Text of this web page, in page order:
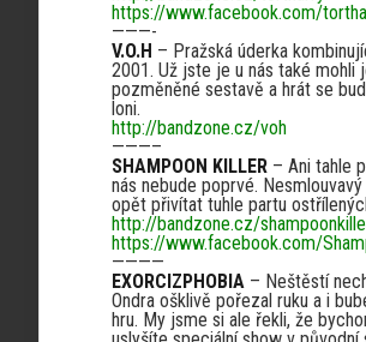
https://www.facebook.com/
———-
V.O.H – Pražská úderka
2001. Už jste je u nás také
pozměněné sestavě a hrát se
loni.
http://bandzone.cz/voh
———–
SHAMPOON KILLER – Ani tahle
nás nebude poprvé.
opět přivítat tuhle partu
http://bandzone.cz/
https://www.facebook.com/
————
EXORCIZPHOBIA – Neštěstí
Ondra ošklivě pořezal ruku a i
hru. My jsme si ale řekli, že